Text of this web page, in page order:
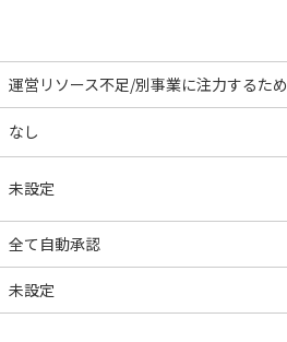
運営リソース不足/別事業に注力するため
なし
未設定
全て自動承認
未設定